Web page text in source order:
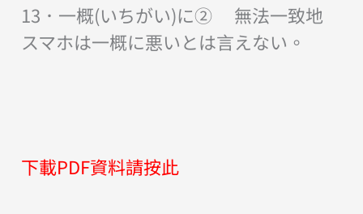
13．一概(いちがい)に② 無法一致地
スマホは一概に悪いとは言えない。
下載PDF資料請按此